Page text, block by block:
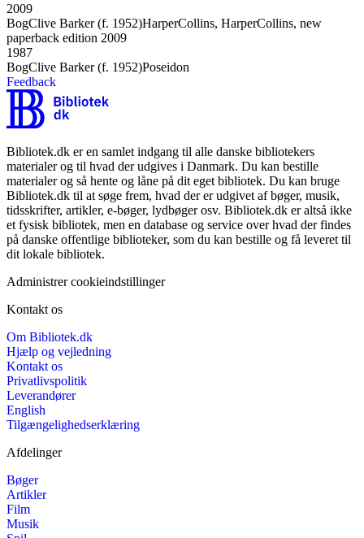
2009
BogClive Barker (f. 1952)HarperCollins, HarperCollins, new
paperback edition 2009
1987
BogClive Barker (f. 1952)Poseidon
Feedback
Bibliotek.dk er en samlet indgang til alle danske bibliotekers
materialer og til hvad der udgives i Danmark. Du kan bestille
materialer og så hente og låne på dit eget bibliotek. Du kan bruge
Bibliotek.dk til at søge frem, hvad der er udgivet af bøger, musik,
tidsskrifter, artikler, e-bøger, lydbøger osv. Bibliotek.dk er altså ikke
et fysisk bibliotek, men en database og service over hvad der findes
på danske offentlige biblioteker, som du kan bestille og få leveret til
dit lokale bibliotek.
Administrer cookieindstillinger
Kontakt os
Om Bibliotek.dk
Hjælp og vejledning
Kontakt os
Privatlivspolitik
Leverandører
English
Tilgængelighedserklæring
Afdelinger
Bøger
Artikler
Film
Musik